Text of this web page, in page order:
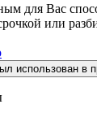
для Вас
или
Был использован в